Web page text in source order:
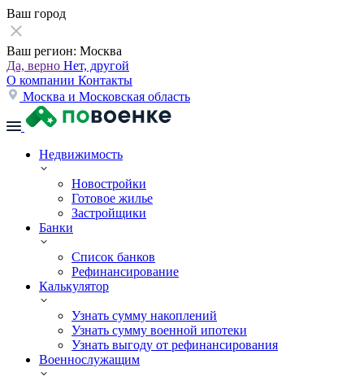
Ваш город
Ваш регион: Москва
Да, верно Нет, другой
О компании Контакты
Москва и Московская область
Недвижимость
Новостройки
Готовое жилье
Застройщики
Банки
Список банков
Рефинансирование
Калькулятор
Узнать сумму накоплений
Узнать сумму военной ипотеки
Узнать выгоду от рефинансирования
Военнослужащим